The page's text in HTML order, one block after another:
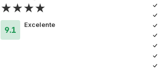
★★★★
9.1
Excelente